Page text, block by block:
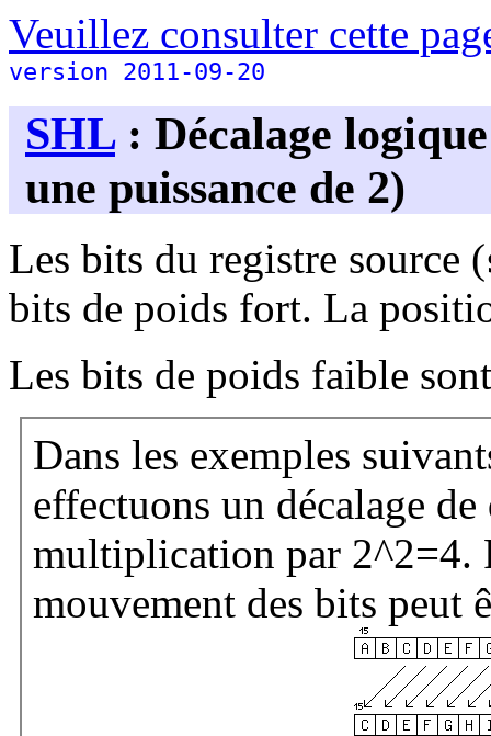
Veuillez consulter cette
version 2011-09-20
SHL: Décalage
une puissance de 2)
Les bits du registre source (
bits de poids fort. La
Les bits de poids faible
Dans les exemples
effectuons un décalage
multiplication par 2^2=4.
mouvement des bits peut